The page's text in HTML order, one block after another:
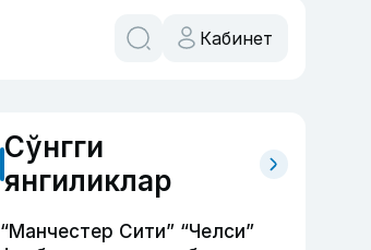
Кабинет
Сўнгги
янгиликлар
“Манчестер Сити” “Челси”